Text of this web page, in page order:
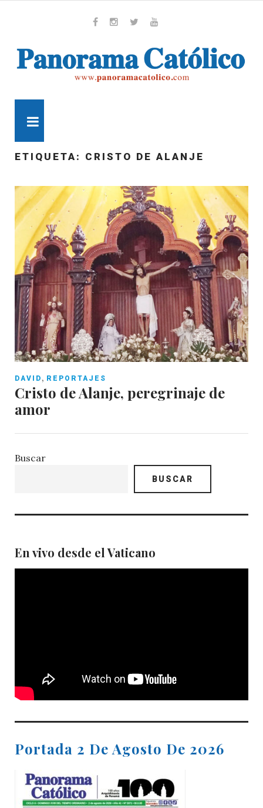
ETIQUETA: CRISTO DE ALANJE
DAVID , REPORTAJES
Cristo de Alanje, peregrinaje de
amor
Buscar
BUSCAR
En vivo desde el Vaticano
Portada 2 De Agosto De 2026